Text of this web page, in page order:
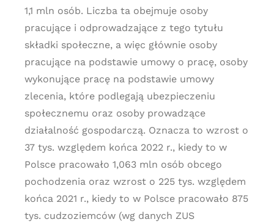
1,1 mln osób. Liczba ta obejmuje osoby
pracujące i odprowadzające z tego tytułu
składki społeczne, a więc głównie osoby
pracujące na podstawie umowy o pracę, osoby
wykonujące pracę na podstawie umowy
zlecenia, które podlegają ubezpieczeniu
społecznemu oraz osoby prowadzące
działalność gospodarczą. Oznacza to wzrost o
37 tys. względem końca 2022 r., kiedy to w
Polsce pracowało 1,063 mln osób obcego
pochodzenia oraz wzrost o 225 tys. względem
końca 2021 r., kiedy to w Polsce pracowało 875
tys. cudzoziemców (wg danych ZUS